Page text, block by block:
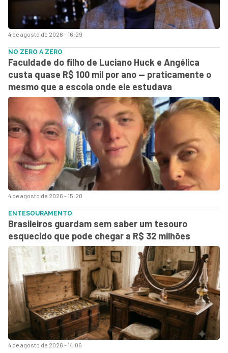
4 de agosto de 2026 - 16:29
4 de agosto de 2026 - 15:20
NO ZERO A ZERO
Faculdade do filho de Luciano Huck e Angélica
custa quase R$ 100 mil por ano — praticamente o
mesmo que a escola onde ele estudava
4 de agosto de 2026 - 14:06
ENTESOURAMENTO
Brasileiros guardam sem saber um tesouro
esquecido que pode chegar a R$ 32 milhões